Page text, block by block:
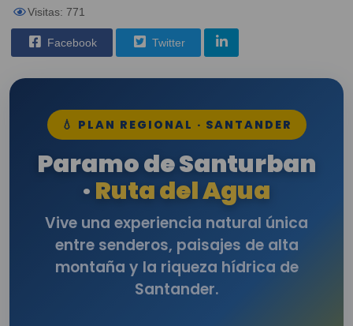
Visitas: 771
Facebook Twitter
💧 PLAN REGIONAL · SANTANDER
Paramo de Santurban
·Ruta del Agua
Vive una experiencia natural única
entre senderos, paisajes de alta
montaña y la riqueza hídrica de
Santander.